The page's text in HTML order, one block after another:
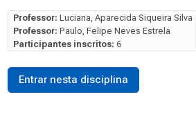
Professor: Luciana, Aparecida Siqueira Silva
Professor: Paulo, Felipe Neves Estrela
Participantes inscritos: 6
Entrar nesta disciplina